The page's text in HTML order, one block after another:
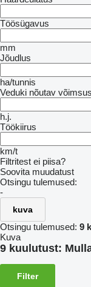
Töösügavus
mm
Jõudlus
ha/tunnis
Veduki nõutav võimsus
h.j.
Töökiirus
km/t
Filtritest ei piisa?
Soovita muudatust
Otsingu tulemused:
-
kuva
Otsingu tulemused: 9
Kuva
9 kuulutust:
Filter